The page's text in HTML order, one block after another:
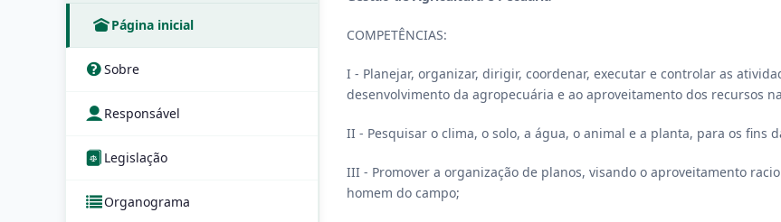
Página inicial
Sobre
Responsável
Legislação
Organograma
COMPETÊNCIAS:
I - Planejar, organizar, dirigir, coordenar, executar e controlar as
desenvolvimento da agropecuária e ao aproveitamento dos recursos
II - Pesquisar o clima, o solo, a água, o animal e a planta, para os fins
III - Promover a organização de planos, visando o aproveitamento
homem do campo;